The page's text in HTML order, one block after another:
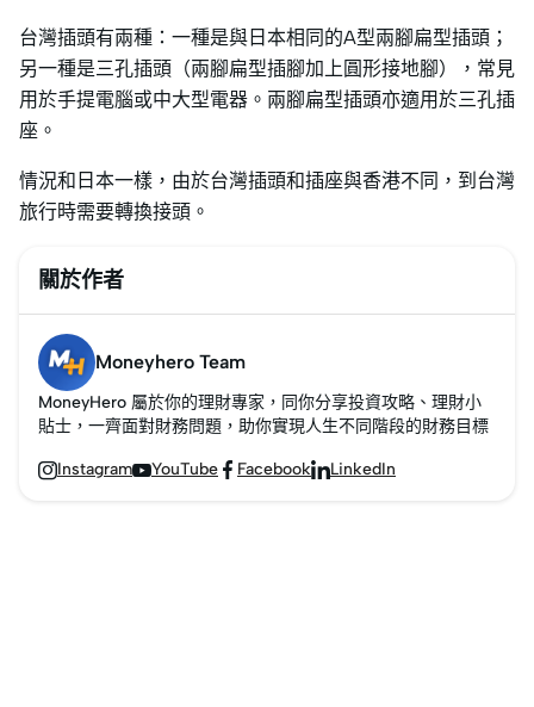
台灣插頭有兩種：一種是與日本相同的A型兩腳扁型插頭；
另一種是三孔插頭（兩腳扁型插腳加上圓形接地腳），常見
用於手提電腦或中大型電器。兩腳扁型插頭亦適用於三孔插
座。
情況和日本一樣，由於台灣插頭和插座與香港不同，到台灣
旅行時需要轉換接頭。
關於作者
Moneyhero Team
MoneyHero 屬於你的理財專家，同你分享投資攻略、理財小
貼士，一齊面對財務問題，助你實現人生不同階段的財務目標
InstagramYouTube  FacebookLinkedIn